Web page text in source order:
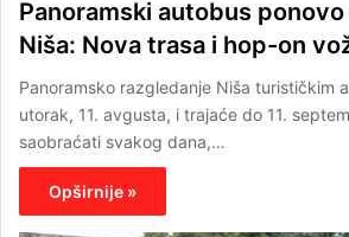
Panoramski autobus
Niša: Nova trasa i hop-on
Panoramsko razgledanje Niša turističkim
utorak, 11. avgusta, i trajaće do 11.
saobraćati svakog dana,…
Opširnije »